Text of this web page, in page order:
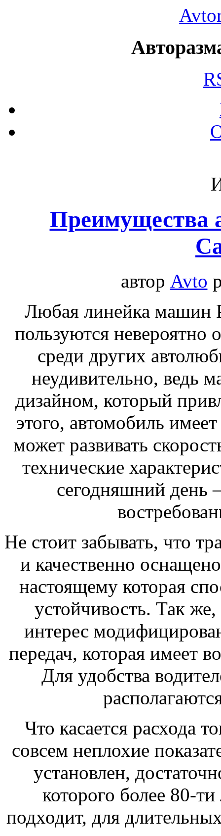
Преимущества
автор Avto
Любая линейка машин
пользуются
среди других
неудивительно, ведь
дизайном, который
этого, автомобиль
может развивать
технические
сегодняшний день
Не стоит забывать, что
и качественно
настоящему которая
устойчивость. Так же,
интерес
передач, которая имеет
Для удобства
Что касается расхода
совсем неплохие
установлен,
которого более 80-
подходит, для